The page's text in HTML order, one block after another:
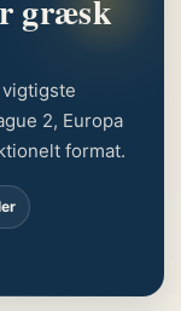
græsk
2, Europa
format.